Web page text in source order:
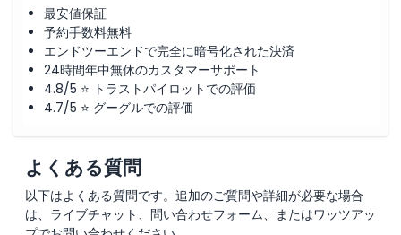
最安値保証
予約手数料無料
エンドツーエンドで完全に暗号化された決済
24時間年中無休のカスタマーサポート
4.8/5 ⭐ トラストパイロットでの評価
4.7/5 ⭐ グーグルでの評価
よくある質問
以下はよくある質問です。追加のご質問や詳細が必要な場合
は、ライブチャット、問い合わせフォーム、またはワッツアッ